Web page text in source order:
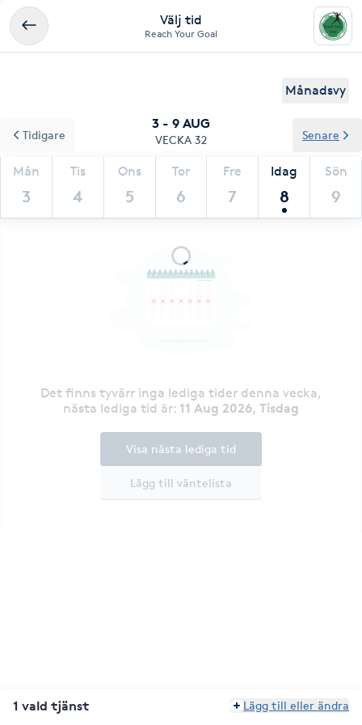
Välj tid
Reach Your Goal
Månadsvy
3 - 9 AUG
VECKA 32
Mån
3
Tis
4
Ons
5
Tor
6
Fre
7
Idag
8
Sön
9
Tidigare Senare
Det finns tyvärr inga lediga tider denna vecka,
nästa lediga tid är: 11 Aug 2026, Tisdag
Lägg till väntelista
Visa nästa lediga tid
1 vald tjänst Lägg till eller ändra